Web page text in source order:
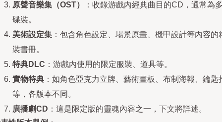
原聲音樂集（OST）
：收錄游戲內經典曲目的CD，通常為
碟裝。
美術設定集 ：包含角色設定、場景原畫、機甲設計等內容的
裝書冊。
特典DLC ：游戲內使用的限定服裝、道具等。
實物特典 ：如角色亞克力立牌、藝術畫板、布制海報、鑰匙
等，各版本不同。
廣播劇CD ：這是限定版的靈魂內容之一，下文將詳述。